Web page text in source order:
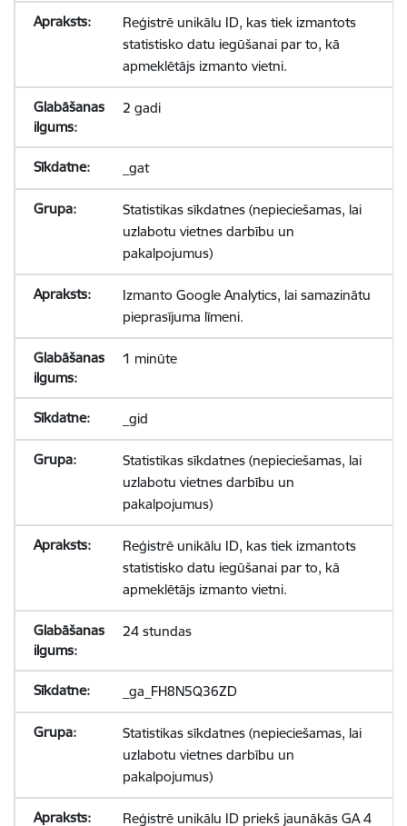
Reģistrē unikālu ID, kas tiek izmantots
statistisko datu iegūšanai par to, kā
apmeklētājs izmanto vietni.
2 gadi
_gat
Statistikas sīkdatnes (nepieciešamas, lai
uzlabotu vietnes darbību un
pakalpojumus)
Izmanto Google Analytics, lai samazinātu
pieprasījuma līmeni.
1 minūte
_gid
Statistikas sīkdatnes (nepieciešamas, lai
uzlabotu vietnes darbību un
pakalpojumus)
Reģistrē unikālu ID, kas tiek izmantots
statistisko datu iegūšanai par to, kā
apmeklētājs izmanto vietni.
24 stundas
_ga_FH8N5Q36ZD
Statistikas sīkdatnes (nepieciešamas, lai
uzlabotu vietnes darbību un
pakalpojumus)
Reģistrē unikālu ID priekš jaunākās GA 4